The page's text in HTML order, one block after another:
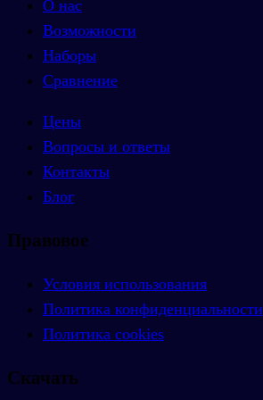
О нас
Возможности
Наборы
Сравнение
Цены
Вопросы и ответы
Контакты
Блог
Правовое
Условия использования
Политика конфиденциальности
Политика cookies
Скачать